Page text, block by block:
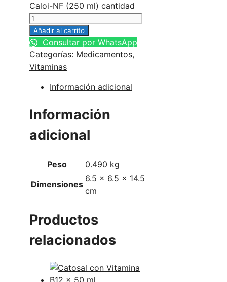
Caloi-NF (250 ml) cantidad
Añadir al carrito
Consultar por WhatsApp
Categorías: Medicamentos,
Vitaminas
Información adicional
Información
adicional
Peso
0.490 kg
Dimensiones
6.5 × 6.5 × 14.5
cm
Productos
relacionados